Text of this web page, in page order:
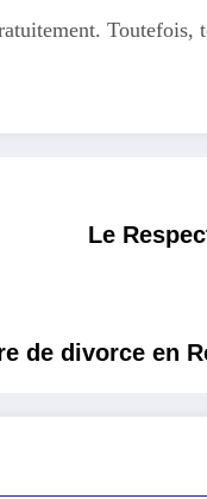
Le
de divorce en